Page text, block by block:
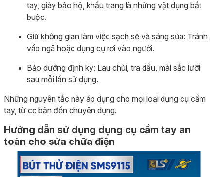
tay, giày bảo hộ, khẩu trang là những vật dụng bắt
buộc.
Giữ không gian làm việc sạch sẽ và sáng sủa: Tránh
vấp ngã hoặc dụng cụ rơi vào người.
Bảo dưỡng định kỳ: Lau chùi, tra dầu, mài sắc lưỡi
sau mỗi lần sử dụng.
Những nguyên tắc này áp dụng cho mọi loại dụng cụ cầm
tay, từ cơ bản đến chuyên dụng.
Hướng dẫn sử dụng dụng cụ cầm tay an
toàn cho sửa chữa điện